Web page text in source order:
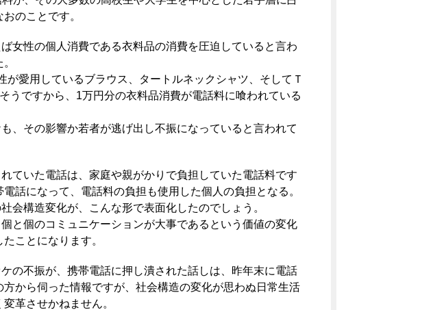
のことです。
女性の個人消費である衣料品の消費を圧迫していると言わ
が愛用しているブラウス、タートルネックシャツ、そしてＴ
うですから、1万円分の衣料品消費が電話料に喰われている
、その影響か若者が逃げ出し不振になっていると言われて
ていた電話は、家庭や親がかりで負担していた電話料です
話になって、電話料の負担も使用した個人の負担となる。
会構造変化が、こんな形で表面化したのでしょう。
と個のコミュニケーションが大事であるという価値の変化
ことになります。
の不振が、携帯電話に押し潰された話しは、昨年末に電話
から伺った情報ですが、社会構造の変化が思わぬ日常生活
革させかねません。